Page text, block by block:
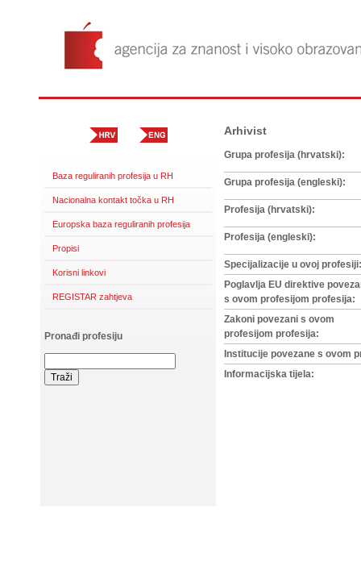
Baza reguliranih profesija u RH
Nacionalna kontakt točka u RH
Europska baza reguliranih profesija
Propisi
Korisni linkovi
REGISTAR zahtjeva
Pronađi profesiju
Arhivist
Grupa profesija (hrvatski):
Grupa profesija (engleski):
Profesija (hrvatski):
Profesija (engleski):
Specijalizacije u ovoj profesiji:
Poglavlja EU direktive
s ovom profesijom profesija:
Zakoni povezani s ovom
profesijom profesija:
Institucije povezane s ovom
Informacijska tijela: